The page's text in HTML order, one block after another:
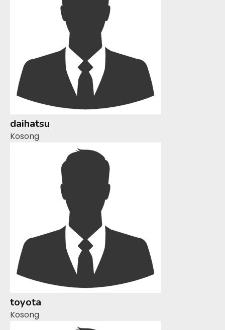
daihatsu
Kosong
toyota
Kosong